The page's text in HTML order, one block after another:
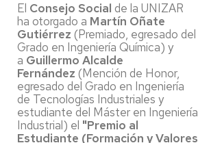
El Consejo Social de la UNIZAR
ha otorgado a Martín Oñate
Gutiérrez (Premiado, egresado del
Grado en Ingeniería Química) y
a Guillermo Alcalde
Fernández (Mención de Honor,
egresado del Grado en Ingeniería
de Tecnologías Industriales y
estudiante del Máster en Ingeniería
Industrial) el "Premio al
Estudiante (Formación y Valores